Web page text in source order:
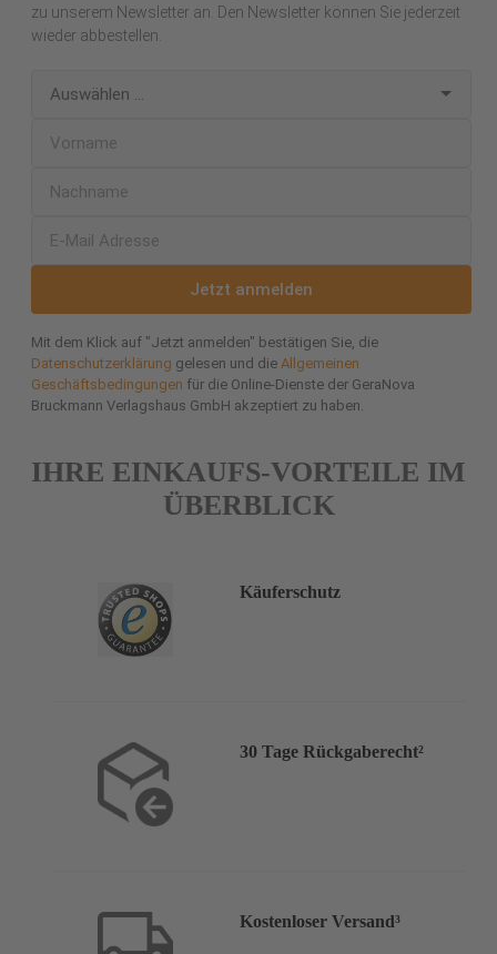
zu unserem Newsletter an. Den Newsletter können Sie jederzeit
wieder abbestellen.
Jetzt anmelden
Mit dem Klick auf "Jetzt anmelden" bestätigen Sie, die
Datenschutzerklärung gelesen und die Allgemeinen
Geschäftsbedingungen für die Online-Dienste der GeraNova
Bruckmann Verlagshaus GmbH akzeptiert zu haben.
IHRE EINKAUFS-VORTEILE IM
ÜBERBLICK
Käuferschutz
30 Tage Rückgaberecht²
Kostenloser Versand³